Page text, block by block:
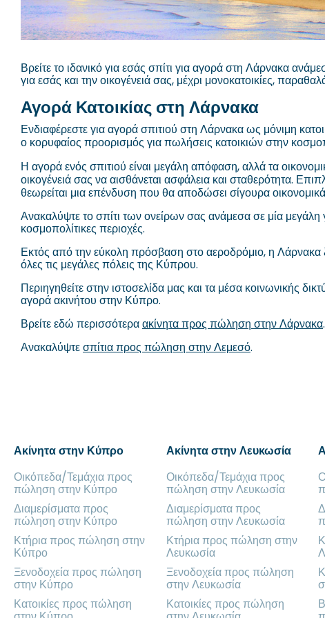
Βρείτε το ιδανικό για εσάς σπίτι για αγορά στη Λάρνακα
για εσάς και την οικογένειά σας, μέχρι μονοκατοικίες,
Αγορά Κατοικίας στη Λάρνακα
Ενδιαφέρεστε για αγορά σπιτιού στη Λάρνακα ως μόνιμη
ο κορυφαίος προορισμός για πωλήσεις κατοικιών στην
Η αγορά ενός σπιτιού είναι μεγάλη απόφαση, αλλά τα
οικογένειά σας να αισθάνεται ασφάλεια και σταθερότητα.
θεωρείται μια επένδυση που θα αποδώσει σίγουρα
Ανακαλύψτε το σπίτι των ονείρων σας ανάμεσα σε μία
κοσμοπολίτικες περιοχές.
Εκτός από την εύκολη πρόσβαση στο αεροδρόμιο, η Λάρνακα
όλες τις μεγάλες πόλεις της Κύπρου.
Περιηγηθείτε στην ιστοσελίδα μας και τα μέσα κοινωνικής
αγορά ακινήτου στην Κύπρο.
Βρείτε εδώ περισσότεραακίνητα προς πώληση στην Λάρνακα.
Ανακαλύψτεσπίτια προς πώληση στην Λεμεσό.
Ακίνητα στην Κύπρο
Οικόπεδα/Τεμάχια προς
πώληση στην Κύπρο
Διαμερίσματα προς
πώληση στην Κύπρο
Κτήρια προς πώληση στην
Κύπρο
Ξενοδοχεία προς πώληση
στην Κύπρο
Κατοικίες προς πώληση
Ακίνητα στην Λευκωσία
Οικόπεδα/Τεμάχια προς
πώληση στην Λευκωσία
Διαμερίσματα προς
πώληση στην Λευκωσία
Κτήρια προς πώληση στην
Λευκωσία
Ξενοδοχεία προς πώληση
στην Λευκωσία
Κατοικίες προς πώληση